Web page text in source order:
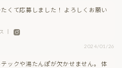
くて応募しました！ よろしくお願い
｜
2024/01/26
ックや湯たんぽが欠かせません。 体